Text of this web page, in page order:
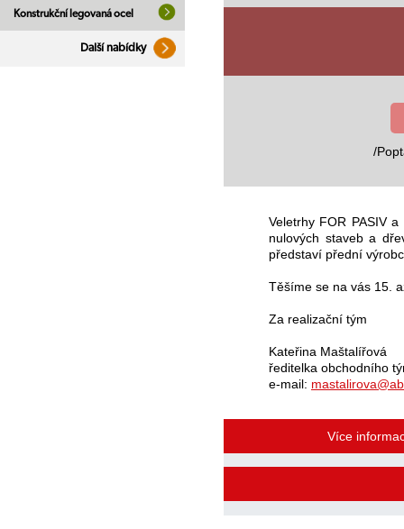
Konstrukční legovaná ocel
Další nabídky
/
Veletrhy FOR PASIV
nulových staveb a
představí přední
Těšíme se na vás 15.
Za realizační tým
Kateřina Maštalířová
ředitelka obchodního
e-mail:
Více